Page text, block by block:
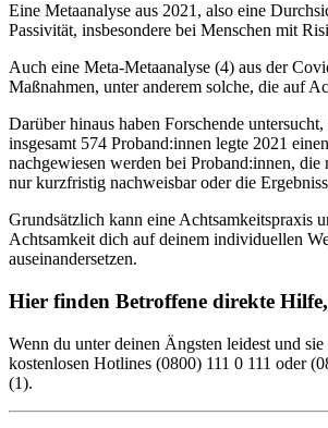
Eine Metaanalyse aus 2021, also eine
Passivität, insbesondere bei Menschen mit
Auch eine Meta-Metaanalyse (4) aus der
Maßnahmen, unter anderem solche, die auf
Darüber hinaus haben Forschende
insgesamt 574 Proband:innen legte 2021
nachgewiesen werden bei Proband:innen,
nur kurzfristig nachweisbar oder die
Grundsätzlich kann eine Achtsamkeitspraxis
Achtsamkeit dich auf deinem individuellen
auseinandersetzen.
Hier finden Betroffene direkte
Wenn du unter deinen Ängsten leidest und
kostenlosen Hotlines (0800) 111 0 111 oder
(1).